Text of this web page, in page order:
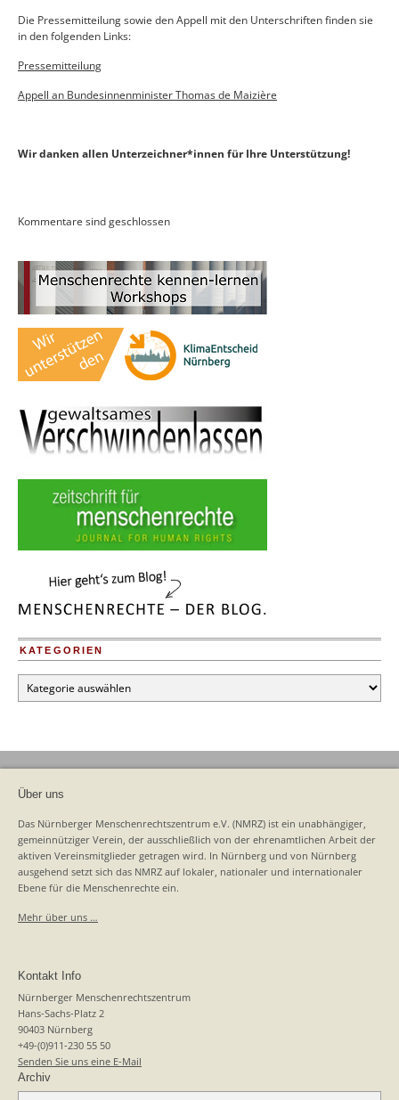
Die Pressemitteilung sowie den Appell mit den Unterschriften finden sie
in den folgenden Links:
Pressemitteilung
Appell an Bundesinnenminister Thomas de Maizière
Wir danken allen Unterzeichner*innen für Ihre Unterstützung!
Kommentare sind geschlossen
KATEGORIEN
Kategorien
Über uns
Das Nürnberger Menschenrechtszentrum e.V. (NMRZ) ist ein unabhängiger,
gemeinnütziger Verein, der ausschließlich von der ehrenamtlichen Arbeit der
aktiven Vereinsmitglieder getragen wird. In Nürnberg und von Nürnberg
ausgehend setzt sich das NMRZ auf lokaler, nationaler und internationaler
Ebene für die Menschenrechte ein.
Mehr über uns …
Kontakt Info
Nürnberger Menschenrechtszentrum
Hans-Sachs-Platz 2
90403 Nürnberg
+49-(0)911-230 55 50
Senden Sie uns eine E-Mail
Archiv